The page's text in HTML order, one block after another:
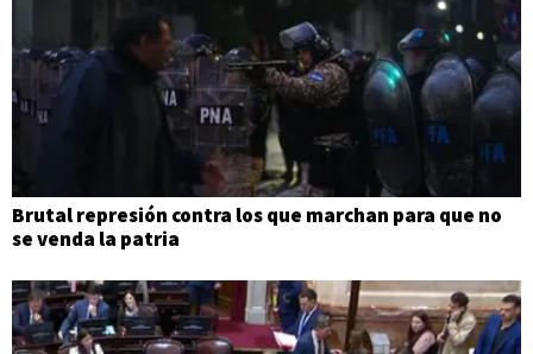
Brutal represión contra los que marchan para que no
se venda la patria